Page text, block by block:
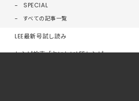
SPECIAL
すべての記事一覧
LEE最新号試し読み
レシピ検索「おいしいLEEレシピ」